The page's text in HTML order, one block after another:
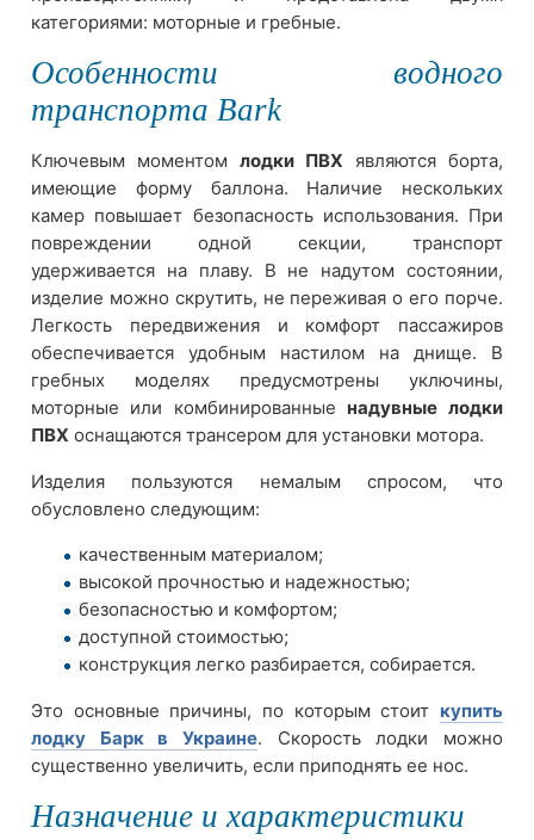
категориями: моторные и гребные.
Особенности водного
транспорта Bark
Ключевым моментом лодки ПВХ являются борта,
имеющие форму баллона. Наличие нескольких
камер повышает безопасность использования. При
повреждении одной секции, транспорт
удерживается на плаву. В не надутом состоянии,
изделие можно скрутить, не переживая о его порче.
Легкость передвижения и комфорт пассажиров
обеспечивается удобным настилом на днище. В
гребных моделях предусмотрены уключины,
моторные или комбинированные надувные лодки
ПВХ оснащаются трансером для установки мотора.
Изделия пользуются немалым спросом, что
обусловлено следующим:
качественным материалом;
высокой прочностью и надежностью;
безопасностью и комфортом;
доступной стоимостью;
конструкция легко разбирается, собирается.
Это основные причины, по которым стоит купить
лодку Барк в Украине. Скорость лодки можно
существенно увеличить, если приподнять ее нос.
Назначение и характеристики